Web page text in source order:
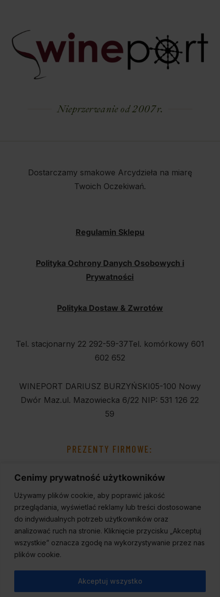
Cenimy prywatność użytkowników
Używamy plików cookie, aby poprawić jakość
przeglądania, wyświetlać reklamy lub treści dostosowane
do indywidualnych potrzeb użytkowników oraz
analizować ruch na stronie. Kliknięcie przycisku „Akceptuj
wszystkie” oznacza zgodę na wykorzystywanie przez nas
plików cookie.
Akceptuj wszystko
Nieprzerwanie od 2007 r.
Dostarczamy smakowe Arcydzieła na miarę
Twoich Oczekiwań.
Regulamin Sklepu
Polityka Ochrony Danych Osobowych i
Prywatności
Polityka Dostaw & Zwrotów
Tel. stacjonarny 22 292-59-37Tel. komórkowy 601
602 652
WINEPORT DARIUSZ BURZYŃSKI05-100 Nowy
Dwór Maz.ul. Mazowiecka 6/22 NIP: 531 126 22
59
PREZENTY FIRMOWE: